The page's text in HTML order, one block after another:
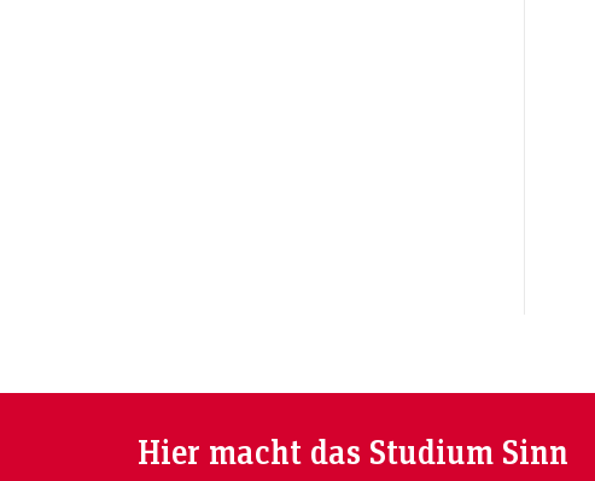
Hier macht das Studium Sinn